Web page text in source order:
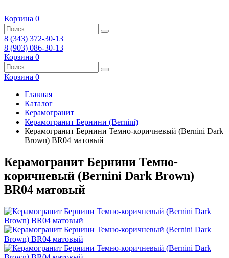
Корзина 0
8 (343) 372-30-13
8 (903) 086-30-13
Корзина 0
Корзина 0
Главная
Каталог
Керамогранит
Керамогранит Бернини (Bernini)
Керамогранит Бернини Темно-коричневый (Bernini Dark
Brown) BR04 матовый
Керамогранит Бернини Темно-
коричневый (Bernini Dark Brown)
BR04 матовый